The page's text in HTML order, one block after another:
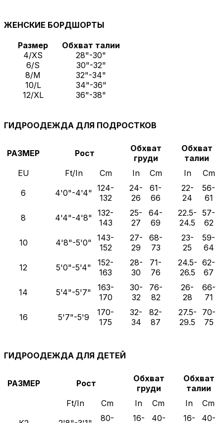
ЖЕНСКИЕ БОРДШОРТЫ
Размер
Обхват талии
4/XS
28"-30"
6/S
30"-32"
8/M
32"-34"
10/L
34"-36"
12/XL
36"-38"
ГИДРООДЕЖДА ДЛЯ ПОДРОСТКОВ
РАЗМЕР Рост
Обхват
груди
Обхват
талии
EU
Ft/In Cm In Cm In
Cm
6
4'0"-4'4" 124-
132
24-
26
61-
66
22-
24
56-
61
8
4'4"-4'8" 132-
143
25-
27
64-
69
22.5-
24.5
57-
62
10
4'8"-5'0" 143-
152
27-
29
68-
73
23-
25
59-
64
12
5'0"-5'4"
152-
163
28-
30
71-
76
24.5-
26.5
62-
67
14
5'4"-5'7"
163-
170
30-
32
76-
82
26-
28
66-
71
16
5'7"-5'9
170-
175
32-
34
82-
87
27.5-
29.5
70-
75
ГИДРООДЕЖДА ДЛЯ ДЕТЕЙ
РАЗМЕР Рост
Обхват
груди
Обхват
талии
Ft/In
Cm In Cm In
Cm
80-
16-
40-
16-
40-